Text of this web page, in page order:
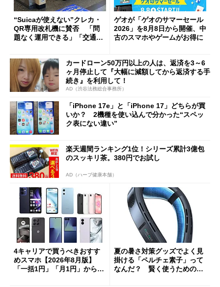
“Suicaが使えない”クレカ・
QR専用改札機に賛否 「問
題なく運用できる」「交通系I
ゲオが「ゲオのサマーセール
2026」を8月8日から開催、中
古のスマホやゲームがお得に
カードローン50万円以上の人は、返済を3～6
ヶ月停止して『大幅に減額してから返済する手
続き』を利用して！
AD（渋谷法務総合事務所）
「iPhone 17e」と「iPhone 17」どちらが買
いか？ 2機種を使い込んで分かった“スペッ
ク表にない違い”
楽天週間ランキング1位！シリーズ累計3億包
のスッキリ茶。380円でお試し
AD（ハーブ健康本舗）
4キャリアで買うべきおすす
めスマホ【2026年8月版】
「一括1円」「月1円」からお
夏の暑さ対策グッズでよく見
掛ける「ペルチェ素子」って
なんだ？ 賢く使うための注